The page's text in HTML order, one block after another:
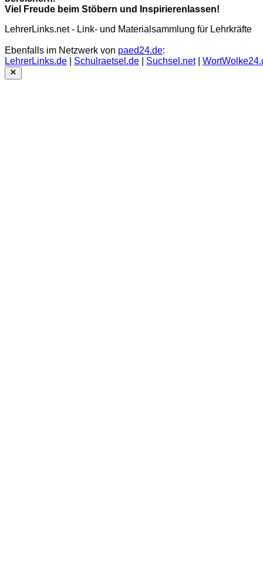
Viel Freude beim Stöbern und Inspirierenlassen!
LehrerLinks.net - Link- und Materialsammlung für Lehrkräfte
Ebenfalls im Netzwerk von paed24.de:
LehrerLinks.de
Schulraetsel.de Suchsel.net|
Close